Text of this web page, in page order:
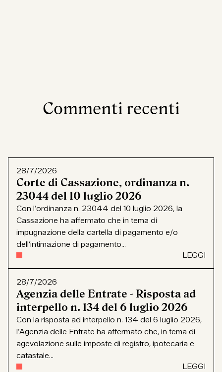
Commenti recenti
28/7/2026
Corte di Cassazione, ordinanza n.
23044 del 10 luglio 2026
Con l’ordinanza n. 23044 del 10 luglio 2026, la
Cassazione ha affermato che in tema di
impugnazione della cartella di pagamento e/o
dell’intimazione di pagamento...
LEGGI
28/7/2026
Agenzia delle Entrate - Risposta ad
interpello n. 134 del 6 luglio 2026
Con la risposta ad interpello n. 134 del 6 luglio 2026,
l’Agenzia delle Entrate ha affermato che, in tema di
agevolazione sulle imposte di registro, ipotecaria e
catastale...
LEGGI